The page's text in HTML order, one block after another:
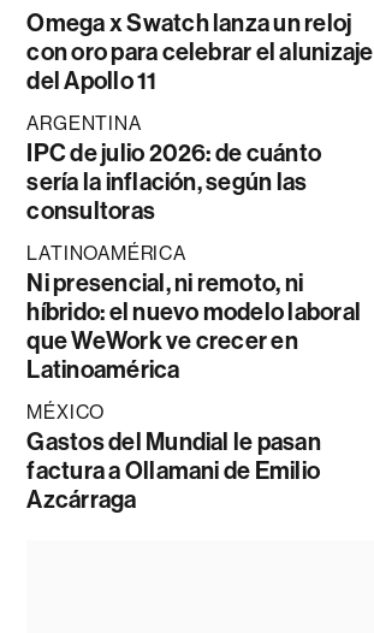
Omega x Swatch lanza un reloj
con oro para celebrar el alunizaje
del Apollo 11
ARGENTINA
IPC de julio 2026: de cuánto
sería la inflación, según las
consultoras
LATINOAMÉRICA
Ni presencial, ni remoto, ni
híbrido: el nuevo modelo laboral
que WeWork ve crecer en
Latinoamérica
MÉXICO
Gastos del Mundial le pasan
factura a Ollamani de Emilio
Azcárraga